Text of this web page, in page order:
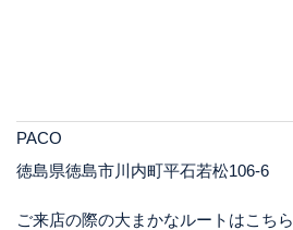
PACO
徳島県徳島市川内町平石若松106-6
ご来店の際の大まかなルートはこちら